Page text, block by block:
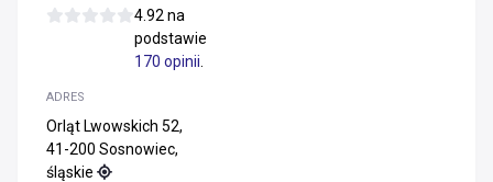
4.92 na
podstawie
170 opinii
ADRES
Orląt Lwowskich 52,
41-200 Sosnowiec,
śląskie